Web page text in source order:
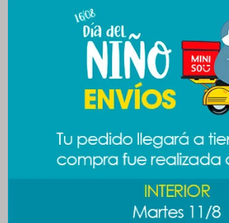
CAMBIOS Y DEVOLUCIONES
MEDIOS DE PAGO
Productos que te pueden